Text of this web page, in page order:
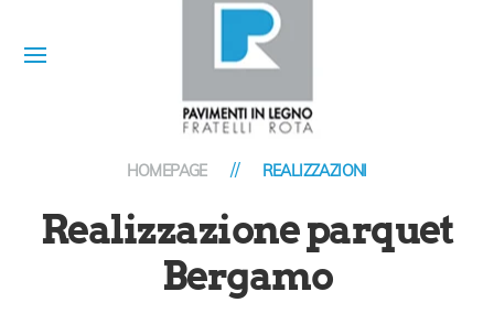
HOMEPAGE REALIZZAZIONI
Realizzazione parquet
Bergamo